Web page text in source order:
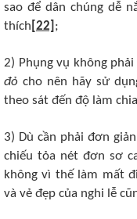
sao để dân chúng dễ
thích [22] ;
2) Phụng vụ không
đỏ cho nên hãy sử
theo sát đến độ làm
3) Dù cần phải đơn
chiếu tỏa nét đơn sơ
không vì thế làm mất
và vẻ đẹp của nghi lễ